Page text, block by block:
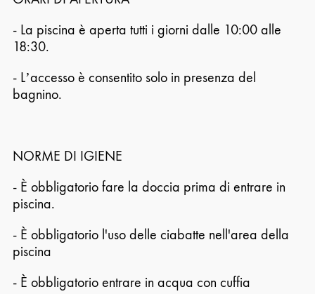
- La piscina è aperta tutti i giorni dalle 10:00 alle
18:30.
- L’accesso è consentito solo in presenza del
bagnino.
NORME DI IGIENE
- È obbligatorio fare la doccia prima di entrare in
piscina.
- È obbligatorio l'uso delle ciabatte nell'area della
piscina
- È obbligatorio entrare in acqua con cuffia